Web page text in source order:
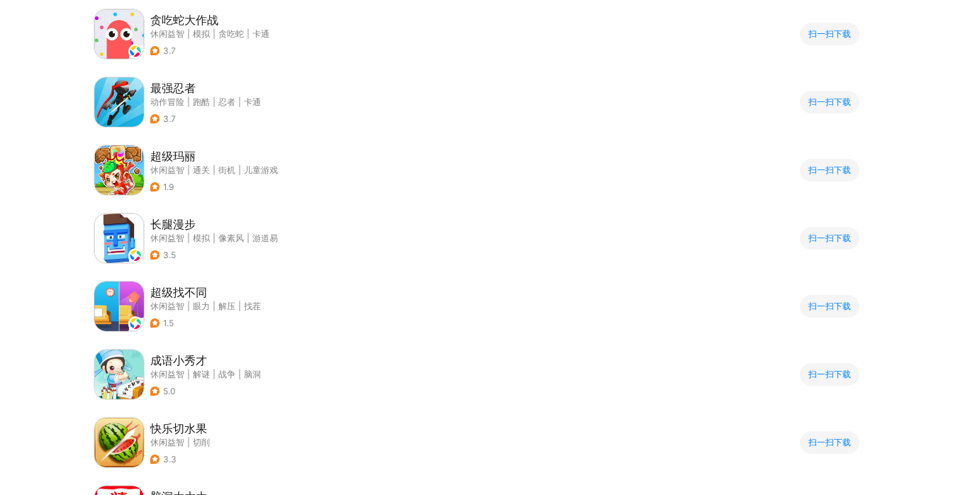
贪吃蛇大作战
休闲益智 模拟 贪吃蛇
卡通
3.7
扫一扫下载
最强忍者
动作冒险 跑酷 忍者
卡通
3.7
扫一扫下载
超级玛丽
休闲益智 通关 街机
儿童游戏
1.9
扫一扫下载
长腿漫步
休闲益智 模拟 像素风
游道易
3.5
扫一扫下载
超级找不同
休闲益智 眼力 解压
找茬
1.5
扫一扫下载
成语小秀才
休闲益智 解谜 战争
脑洞
5.0
扫一扫下载
快乐切水果
休闲益智
切削
3.3
扫一扫下载